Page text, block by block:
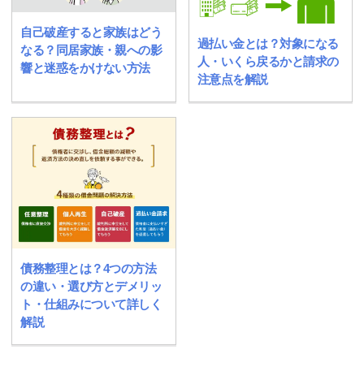
自己破産すると家族はどう
なる？同居家族・親への影
響と迷惑をかけない方法
過払い金とは？対象になる
人・いくら戻るかと請求の
注意点を解説
債務整理とは？4つの方法
の違い・選び方とデメリッ
ト・仕組みについて詳しく
解説